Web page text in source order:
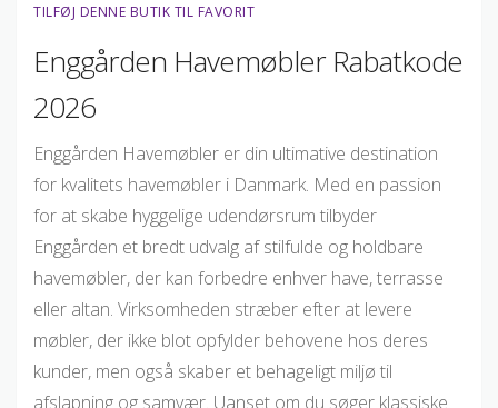
TILFØJ DENNE BUTIK TIL FAVORIT
Enggården Havemøbler Rabatkode
2026
Enggården Havemøbler er din ultimative destination
for kvalitets havemøbler i Danmark. Med en passion
for at skabe hyggelige udendørsrum tilbyder
Enggården et bredt udvalg af stilfulde og holdbare
havemøbler, der kan forbedre enhver have, terrasse
eller altan. Virksomheden stræber efter at levere
møbler, der ikke blot opfylder behovene hos deres
kunder, men også skaber et behageligt miljø til
afslapning og samvær. Uanset om du søger klassiske